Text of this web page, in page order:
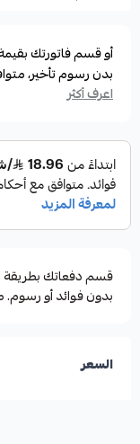
شريط قابل
راحة أثناء
أو قسم فاتورتك
بدون رسوم تأخير،
اعرف أكثر
بدون فوائد أو
السعر